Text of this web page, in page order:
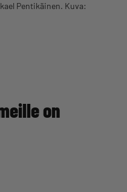
Pentikäinen. Kuva:
on